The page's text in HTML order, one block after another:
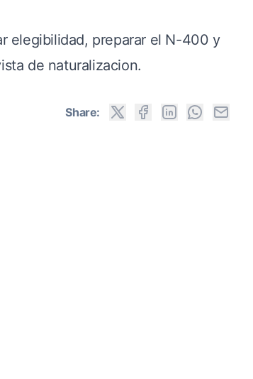
elegibilidad, preparar el N-400 y
de naturalizacion.
Share: